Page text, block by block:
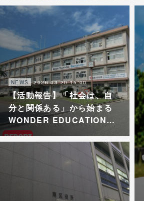
NEWS 2026.03.20 15:00
【活動報告】「社会は、自
分と関係ある」から始まる
WONDER EDUCATION…